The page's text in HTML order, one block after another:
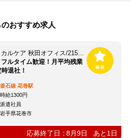
おすすめ求人
株式会社ルフト・メディカルケア 秋田オフィス/215_2《215_2★DPT》
フルタイム歓迎！月平均残業
退社！
釜石線 花巻駅
時給1300円
派遣社員
岩手県花巻市
応募終了日：8月9日 あと 1 日